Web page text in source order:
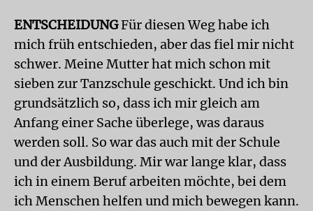
ENTSCHEIDUNGFür diesen Weg habe ich
mich früh entschieden, aber das fiel mir nicht
schwer. Meine Mutter hat mich schon mit
sieben zur Tanzschule geschickt. Und ich bin
grundsätzlich so, dass ich mir gleich am
Anfang einer Sache überlege, was daraus
werden soll. So war das auch mit der Schule
und der Ausbildung. Mir war lange klar, dass
ich in einem Beruf arbeiten möchte, bei dem
ich Menschen helfen und mich bewegen kann.